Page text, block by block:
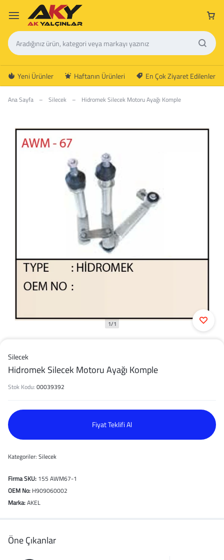
Yeni Ürünler Haftanın Ürünleri En Çok Ziyaret Edilenler
Ana Sayfa – Silecek – Hidromek Silecek Motoru Ayağı Komple
1/1
Silecek
Hidromek Silecek Motoru Ayağı Komple
Stok Kodu: 00039392
Fiyat Teklifi Al
Kategoriler: Silecek
Firma SKU: 155 AWM67-1
OEM No: H909060002
Marka:AKEL
Öne Çıkanlar